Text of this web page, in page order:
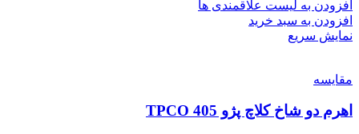
افزودن به لیست علاقمندی ها
افزودن به سبد خرید
نمایش سریع
مقایسه
اهرم دو شاخ کلاچ پژو 405 TPCO